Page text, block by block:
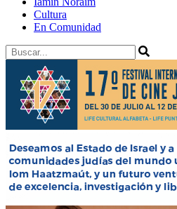
Cultura
En Comunidad